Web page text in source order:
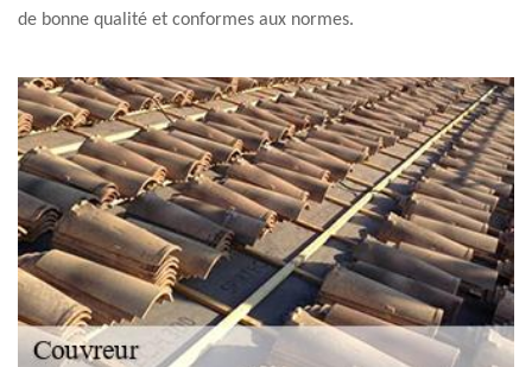
de bonne qualité et conformes aux normes.